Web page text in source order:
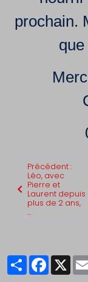
prochain.
Précédent :
Léo, avec
Pierre et
Laurent depuis
plus de 2 ans,
...
PartagerFacebook